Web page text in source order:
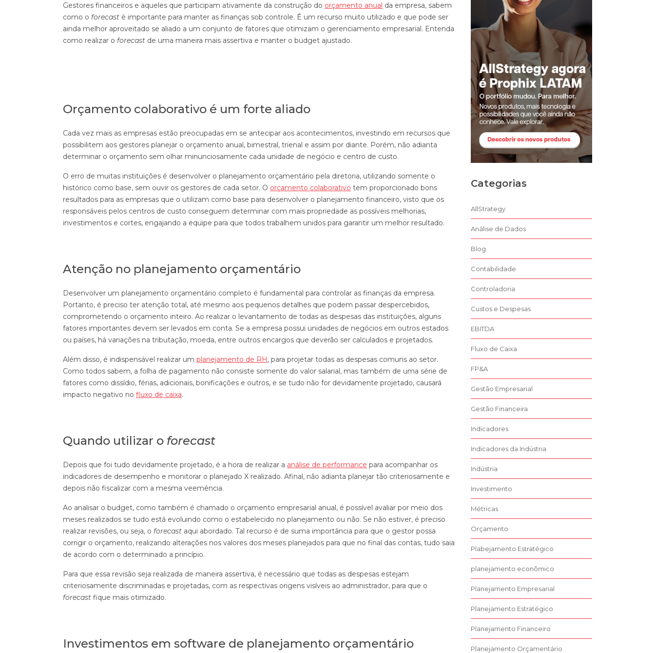
Gestores financeiros e aqueles que participam ativamente da construção do orçamento anual da empresa, sabem
como o forecast é importante para manter as finanças sob controle. É um recurso muito utilizado e que pode ser
ainda melhor aproveitado se aliado a um conjunto de fatores que otimizam o gerenciamento empresarial. Entenda
como realizar o forecast de uma maneira mais assertiva e manter o budget ajustado.
Orçamento colaborativo é um forte aliado
Cada vez mais as empresas estão preocupadas em se antecipar aos acontecimentos, investindo em recursos que
possibilitem aos gestores planejar o orçamento anual, bimestral, trienal e assim por diante. Porém, não adianta
determinar o orçamento sem olhar minunciosamente cada unidade de negócio e centro de custo.
O erro de muitas instituições é desenvolver o planejamento orçamentário pela diretoria, utilizando somente o
histórico como base, sem ouvir os gestores de cada setor. O orçamento colaborativo tem proporcionado bons
resultados para as empresas que o utilizam como base para desenvolver o planejamento financeiro, visto que os
responsáveis pelos centros de custo conseguem determinar com mais propriedade as possíveis melhorias,
investimentos e cortes, engajando a equipe para que todos trabalhem unidos para garantir um melhor resultado.
Atenção no planejamento orçamentário
Desenvolver um planejamento orçamentário completo é fundamental para controlar as finanças da empresa.
Portanto, é preciso ter atenção total, até mesmo aos pequenos detalhes que podem passar despercebidos,
comprometendo o orçamento inteiro. Ao realizar o levantamento de todas as despesas das instituições, alguns
fatores importantes devem ser levados em conta. Se a empresa possui unidades de negócios em outros estados
ou países, há variações na tributação, moeda, entre outros encargos que deverão ser calculados e projetados.
Além disso, é indispensável realizar um planejamento de RH, para projetar todas as despesas comuns ao setor.
Como todos sabem, a folha de pagamento não consiste somente do valor salarial, mas também de uma série de
fatores como dissídio, férias, adicionais, bonificações e outros, e se tudo não for devidamente projetado, causará
impacto negativo no fluxo de caixa.
Quando utilizar o forecast
Depois que foi tudo devidamente projetado, é a hora de realizar a análise de performance para acompanhar os
indicadores de desempenho e monitorar o planejado X realizado. Afinal, não adianta planejar tão criteriosamente e
depois não fiscalizar com a mesma veemência.
Ao analisar o budget, como também é chamado o orçamento empresarial anual, é possível avaliar por meio dos
meses realizados se tudo está evoluindo como o estabelecido no planejamento ou não. Se não estiver, é preciso
realizar revisões, ou seja, o forecast aqui abordado. Tal recurso é de suma importância para que o gestor possa
corrigir o orçamento, realizando alterações nos valores dos meses planejados para que no final das contas, tudo saia
de acordo com o determinado a princípio.
Para que essa revisão seja realizada de maneira assertiva, é necessário que todas as despesas estejam
criteriosamente discriminadas e projetadas, com as respectivas origens visíveis ao administrador, para que o
forecast fique mais otimizado.
Investimentos em software de planejamento orçamentário
Categorias
AllStrategy
Análise de Dados
Blog
Contabilidade
Controladoria
Custos e Despesas
EBITDA
Fluxo de Caixa
FP&A
Gestão Empresarial
Gestão Financeira
Indicadores
Indicadores da Indústria
Indústria
Investimento
Métricas
Orçamento
Plabejamento Estratégico
planejamento econômico
Planejamento Empresarial
Planejamento Estratégico
Planejamento Financeiro
Planejamento Orçamentário